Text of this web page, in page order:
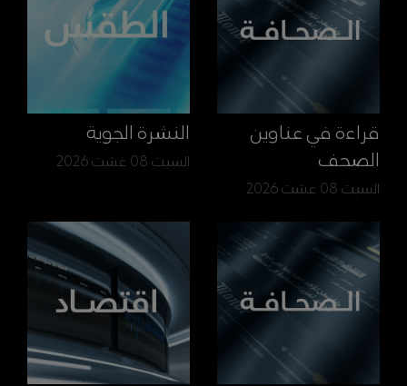
قراءة في عناوين
الصحف
السبت 08 غشت 2026
النشرة الجوية
السبت 08 غشت 2026